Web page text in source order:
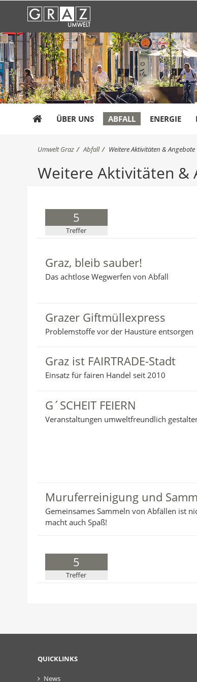
ÜBER UNS ABFALL ENERGIE
S
e
s
Umwelt Graz Abfall Weitere Aktivitäten & Angebote
Weitere Aktivitäten &
5
Treffer
Graz, bleib sauber!
Das achtlose Wegwerfen von Abfall
Grazer Giftmüllexpress
Problemstoffe vor der Haustüre entsorgen
Graz ist FAIRTRADE-Stadt
Einsatz für fairen Handel seit 2010
G´SCHEIT FEIERN
Veranstaltungen umweltfreundlich
Muruferreinigung und
Gemeinsames Sammeln von Abfällen ist
macht auch Spaß!
5
Treffer
QUICKLINKS
News